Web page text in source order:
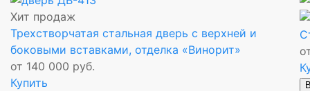
Хит продаж
Трехстворчатая стальная дверь с верхней и
боковыми вставками, отделка «Винорит»
от 140 000 руб.
Купить